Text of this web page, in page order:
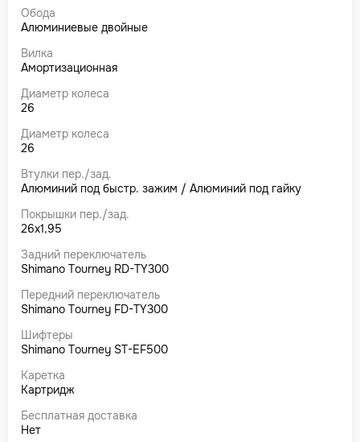
Обода
Алюминиевые двойные
Вилка
Амортизационная
Диаметр колеса
26
Диаметр колеса
26
Втулки пер./зад.
Алюминий под быстр. зажим / Алюминий под гайку
Покрышки пер./зад.
26x1,95
Задний переключатель
Shimano Tourney RD-TY300
Передний переключатель
Shimano Tourney FD-TY300
Шифтеры
Shimano Tourney ST-EF500
Каретка
Картридж
Бесплатная доставка
Нет